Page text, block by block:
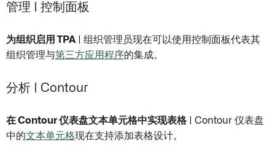
管理 | 控制面板
为组织启用 TPA | 组织管理员现在可以使用控制面板代表其
组织管理与第三方应用程序的集成。
分析 | Contour
在 Contour 仪表盘文本单元格中实现表格 | Contour 仪表盘
中的文本单元格现在支持添加表格设计。